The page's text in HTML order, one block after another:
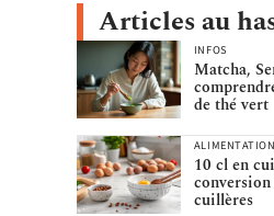
Articles au
INFOS
Matcha,
de thé vert
ALIMENTATION
10 cl en
cuillères